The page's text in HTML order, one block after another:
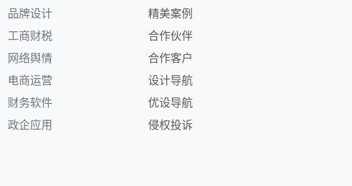
品牌设计
工商财税
网络舆情
电商运营
财务软件
政企应用
精美案例
合作伙伴
合作客户
设计导航
优设导航
侵权投诉